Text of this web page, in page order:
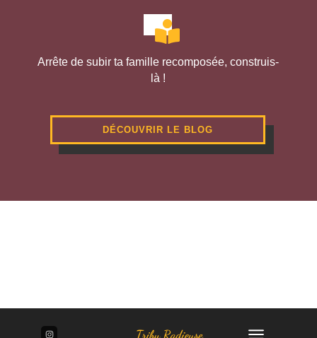
Arrête de subir ta famille recomposée, construis-
là !
DÉCOUVRIR LE BLOG